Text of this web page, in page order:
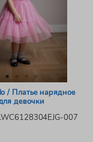
/ Платье нарядное
девочки
007